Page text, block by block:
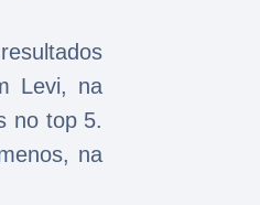
Levi, na
no top 5.
na